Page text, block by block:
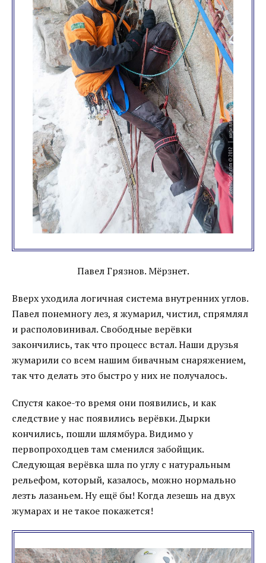
Павел Грязнов. Мёрзнет.
Вверх уходила логичная система внутренних углов.
Павел понемногу лез, я жумарил, чистил, спрямлял
и располовинивал. Свободные верёвки
закончились, так что процесс встал. Наши друзья
жумарили со всем нашим бивачным снаряжением,
так что делать это быстро у них не получалось.
Спустя какое-то время они появились, и как
следствие у нас появились верёвки. Дырки
кончились, пошли шлямбура. Видимо у
первопроходцев там сменился забойщик.
Следующая верёвка шла по углу с натуральным
рельефом, который, казалось, можно нормально
лезть лазаньем. Ну ещё бы! Когда лезешь на двух
жумарах и не такое покажется!